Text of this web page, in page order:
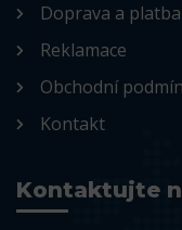
Doprava a platba
Reklamace
Obchodní
Kontakt
Kontaktujte